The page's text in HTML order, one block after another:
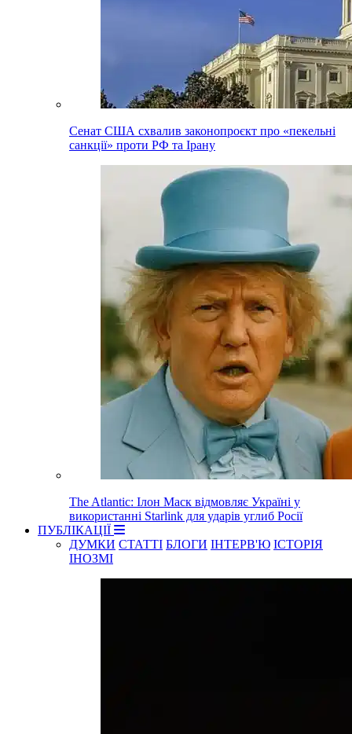
Сенат США схвалив законопроєкт про «пекельні
санкції» проти РФ та Ірану
The Atlantic: Ілон Маск відмовляє Україні у
використанні Starlink для ударів углиб Росії
ПУБЛІКАЦІЇ
ДУМКИ СТАТТІ БЛОГИ ІНТЕРВ'Ю ІСТОРІЯ
ІНОЗМІ